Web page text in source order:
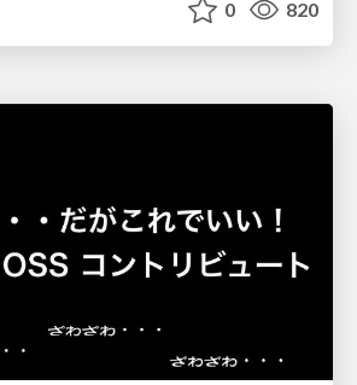
0 820